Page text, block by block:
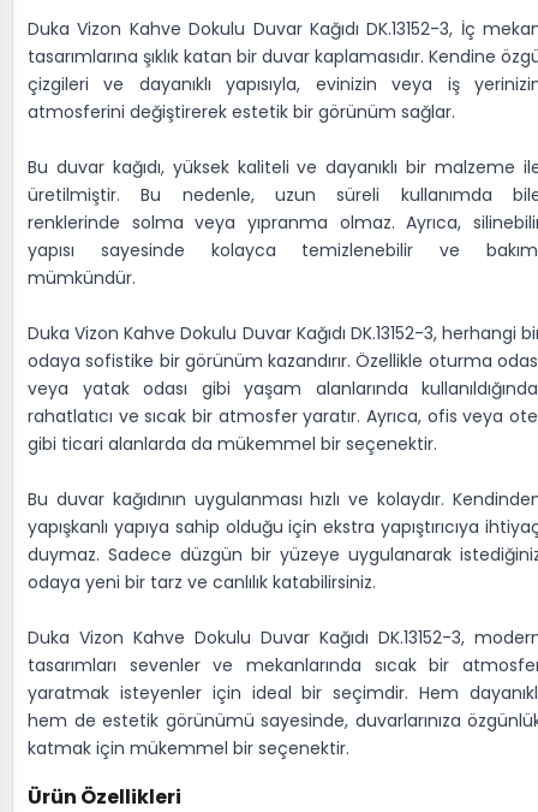
Duka Vizon Kahve Dokulu Duvar Kağıdı DK.13152-3, İç
tasarımlarına şıklık katan bir duvar kaplamasıdır. Kendine
çizgileri ve dayanıklı yapısıyla, evinizin veya iş
atmosferini değiştirerek estetik bir görünüm sağlar.
Bu duvar kağıdı, yüksek kaliteli ve dayanıklı bir malzeme
üretilmiştir. Bu nedenle, uzun süreli kullanımda
renklerinde solma veya yıpranma olmaz. Ayrıca,
yapısı sayesinde kolayca temizlenebilir ve
mümkündür.
Duka Vizon Kahve Dokulu Duvar Kağıdı DK.13152-3, herhangi
odaya sofistike bir görünüm kazandırır. Özellikle oturma
veya yatak odası gibi yaşam alanlarında
rahatlatıcı ve sıcak bir atmosfer yaratır. Ayrıca, ofis veya
gibi ticari alanlarda da mükemmel bir seçenektir.
Bu duvar kağıdının uygulanması hızlı ve kolaydır.
yapışkanlı yapıya sahip olduğu için ekstra yapıştırıcıya
duymaz. Sadece düzgün bir yüzeye uygulanarak
odaya yeni bir tarz ve canlılık katabilirsiniz.
Duka Vizon Kahve Dokulu Duvar Kağıdı DK.13152-3,
tasarımları sevenler ve mekanlarında sıcak bir
yaratmak isteyenler için ideal bir seçimdir. Hem
hem de estetik görünümü sayesinde, duvarlarınıza
katmak için mükemmel bir seçenektir.
Ürün Özellikleri